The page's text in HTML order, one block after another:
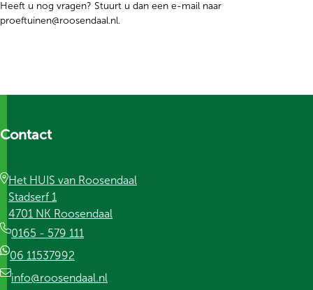
Heeft u nog vragen? Stuurt u dan een e-mail naar
proeftuinen@roosendaal.nl.
Contact
Het HUIS van Roosendaal
Stadserf 1
4701 NK Roosendaal
0165 - 579 111
06 11537992
info@roosendaal.nl